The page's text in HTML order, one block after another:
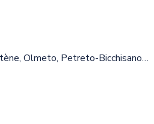
aux favoris
Olmeto, Petreto-Bicchisano…